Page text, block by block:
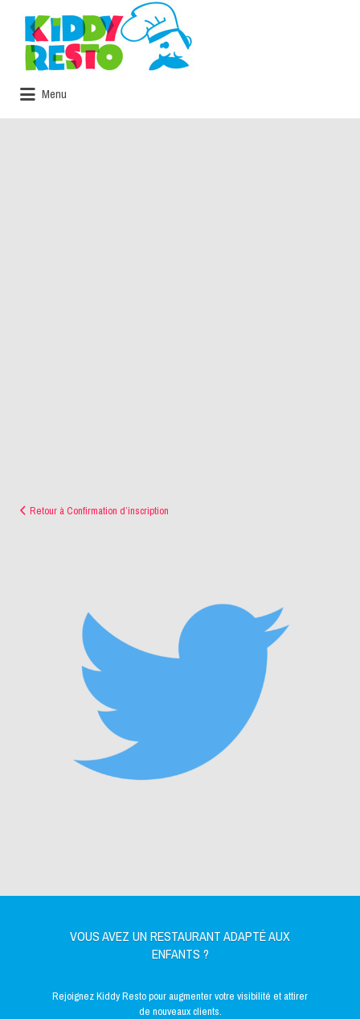
Rechercher:
Menu
Retour à Confirmation d’inscription
VOUS AVEZ UN RESTAURANT ADAPTÉ AUX
ENFANTS ?
Rejoignez Kiddy Resto pour augmenter votre visibilité et attirer
de nouveaux clients.